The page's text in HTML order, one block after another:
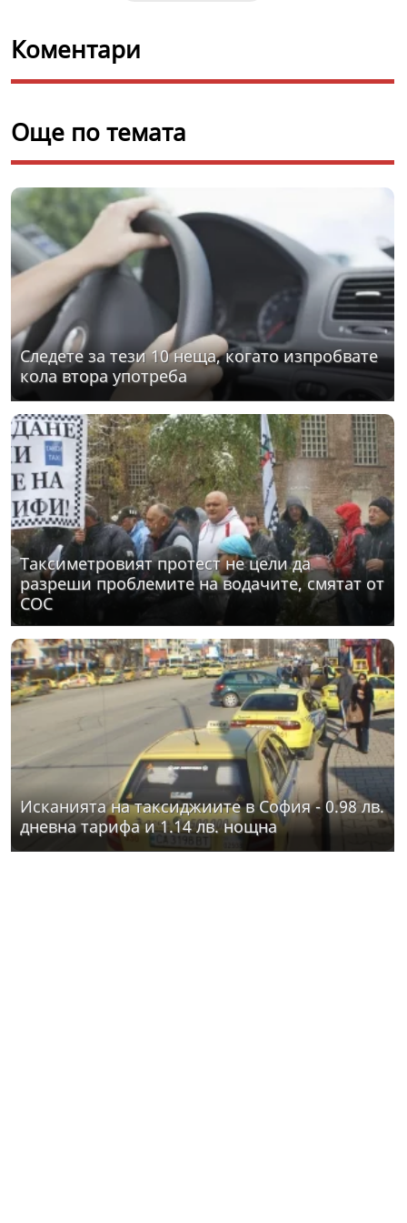
Коментари
Още по темата
Следете за тези 10 неща, когато изпробвате
кола втора употреба
Таксиметровият протест не цели да
разреши проблемите на водачите, смятат от
СОС
Исканията на таксиджиите в София - 0.98 лв.
дневна тарифа и 1.14 лв. нощна